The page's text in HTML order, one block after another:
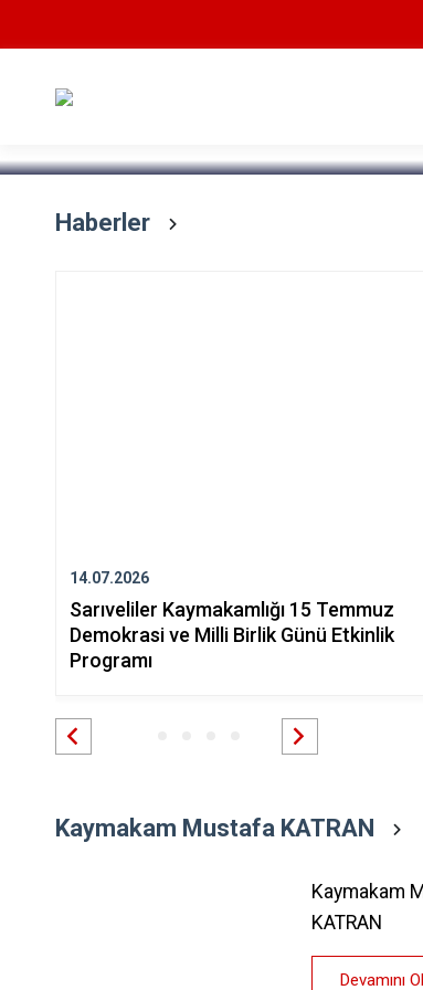
Haberler
14.07.2026
Sarıveliler Kaymakamlığı 15 Temmuz
Demokrasi ve Milli Birlik Günü Etkinlik
Programı
Kaymakam Mustafa KATRAN
Kaymakam
KATRAN
Devamını